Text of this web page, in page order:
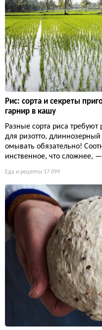
Рис: сорта и секреты
гарнир в кашу
Разные сорта риса
для ризотто,
омывать обязательно!
инственное, что сложнее,
Еда и рецепты 17 099